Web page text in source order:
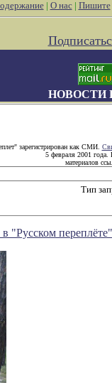
| О нас| Пишите
НОВОСТИ
зарегистрирован как СМИ.
5 февраля 2001 года.
материалов
Тип
"Русском переплёте"